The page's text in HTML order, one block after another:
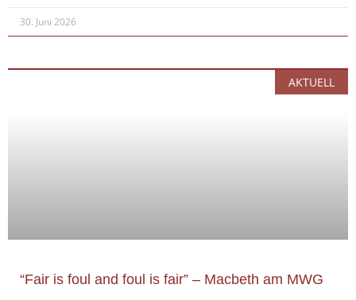
30. Juni 2026
AKTUELL
“Fair is foul and foul is fair” – Macbeth am MWG